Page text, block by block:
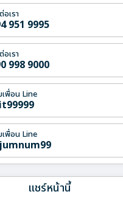
อเรา
951 9995
อเรา
998 9000
เพื่อน Line
เพื่อน Line
แชร์หน้านี้